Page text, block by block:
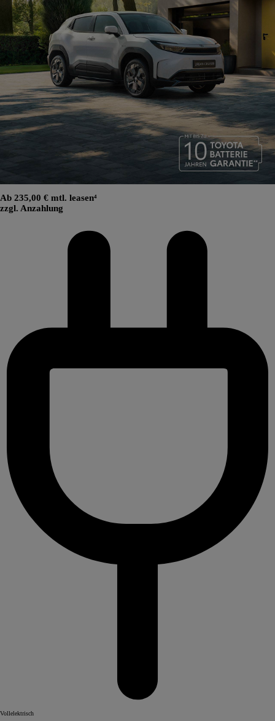
Ab 235,00 € mtl. leasen⁴
zzgl. Anzahlung
Vollelektrisch